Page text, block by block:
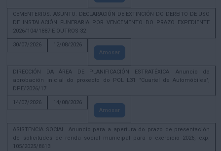
CEMENTERIOS. ASUNTO: DECLARACIÓN DE EXTINCIÓN DO DEREITO DE USO
DE INSTALACIÓN FUNERARIA POR VENCEMENTO DO PRAZO EXPEDIENTE
2026/104/1887 E OUTROS 32
30/07/2026
12/08/2026
Amosar
DIRECCIÓN DA ÁREA DE PLANIFICACIÓN ESTRATÉXICA. Anuncio da
aprobación inicial do proxecto do POL L31 "Cuartel de Automóbiles",
DPE/2026/17
14/07/2026
14/08/2026
Amosar
ASISTENCIA SOCIAL. Anuncio para a apertura do prazo de presentación
de solicitudes de renda social municipal para o exercicio 2026, exp.
105/2025/8613